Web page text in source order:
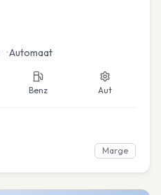
•Automaat
Benz Aut
Marge